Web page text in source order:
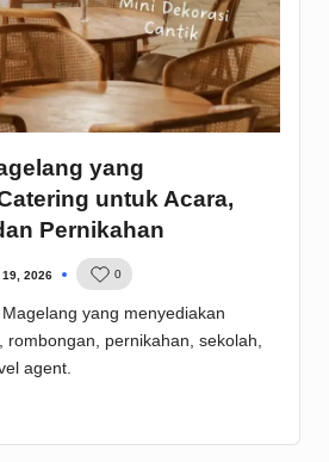
yang
untuk Acara,
Pernikahan
19, 2026 0
yang menyediakan
rombongan, pernikahan, sekolah,
agent.